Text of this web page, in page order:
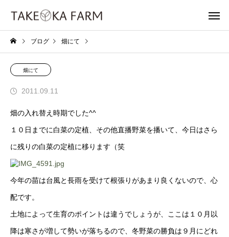
ブログ 畑にて
畑にて
2011.09.11
畑の入れ替え時期でした^^
１０日までに白菜の定植、その他直播野菜を播いて、今日はさら
に残りの白菜の定植に移ります（笑
今年の苗は台風と長雨を受けて根張りがあまり良くないので、心
配です。
土地によって生育のポイントは違うでしょうが、ここは１０月以
降は寒さが増して勢いが落ちるので、冬野菜の勝負は９月にどれ